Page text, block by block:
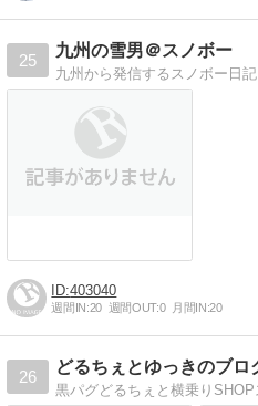
25
九州の雪男＠スノボー
九州から発信するスノボー日記
403040
週間IN:20 週間OUT:0 月間IN:20
26